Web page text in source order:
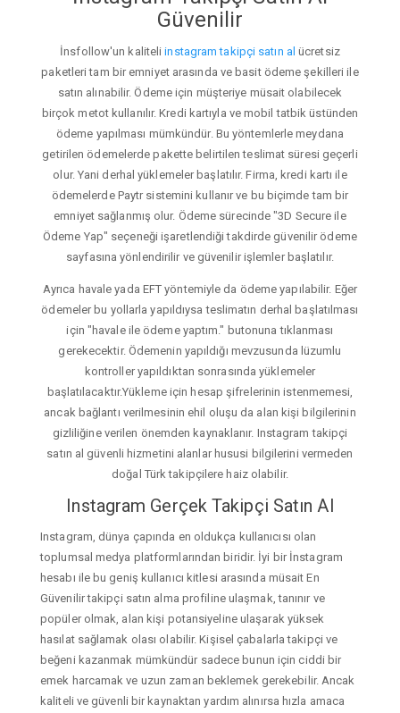
Güvenilir
İnsfollow'un kaliteliinstagram takipçi satın al ücretsiz
paketleri tam bir emniyet arasında ve basit ödeme şekilleri ile
satın alınabilir. Ödeme için müşteriye müsait olabilecek
birçok metot kullanılır. Kredi kartıyla ve mobil tatbik üstünden
ödeme yapılması mümkündür. Bu yöntemlerle meydana
getirilen ödemelerde pakette belirtilen teslimat süresi geçerli
olur. Yani derhal yüklemeler başlatılır. Firma, kredi kartı ile
ödemelerde Paytr sistemini kullanır ve bu biçimde tam bir
emniyet sağlanmış olur. Ödeme sürecinde "3D Secure ile
Ödeme Yap" seçeneği işaretlendiği takdirde güvenilir ödeme
sayfasına yönlendirilir ve güvenilir işlemler başlatılır.
Ayrıca havale yada EFT yöntemiyle da ödeme yapılabilir. Eğer
ödemeler bu yollarla yapıldıysa teslimatın derhal başlatılması
için "havale ile ödeme yaptım." butonuna tıklanması
gerekecektir. Ödemenin yapıldığı mevzusunda lüzumlu
kontroller yapıldıktan sonrasında yüklemeler
başlatılacaktır.Yükleme için hesap şifrelerinin istenmemesi,
ancak bağlantı verilmesinin ehil oluşu da alan kişi bilgilerinin
gizliliğine verilen önemden kaynaklanır. Instagram takipçi
satın al güvenli hizmetini alanlar hususi bilgilerini vermeden
doğal Türk takipçilere haiz olabilir.
Instagram Gerçek Takipçi Satın Al
Instagram, dünya çapında en oldukça kullanıcısı olan
toplumsal medya platformlarından biridir. İyi bir İnstagram
hesabı ile bu geniş kullanıcı kitlesi arasında müsait En
Güvenilir takipçi satın alma profiline ulaşmak, tanınır ve
popüler olmak, alan kişi potansiyeline ulaşarak yüksek
hasılat sağlamak olası olabilir. Kişisel çabalarla takipçi ve
beğeni kazanmak mümkündür sadece bunun için ciddi bir
emek harcamak ve uzun zaman beklemek gerekebilir. Ancak
kaliteli ve güvenli bir kaynaktan yardım alınırsa hızla amaca